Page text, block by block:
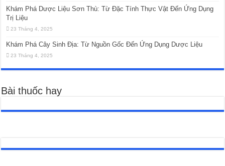
Khám Phá Dược Liệu Sơn Thù: Từ Đặc Tính Thực Vật Đến Ứng Dụng
Trị Liệu
23 Tháng 4, 2025
Khám Phá Cây Sinh Địa: Từ Nguồn Gốc Đến Ứng Dụng Dược Liệu
23 Tháng 4, 2025
Bài thuốc hay